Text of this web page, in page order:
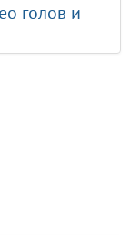
голов и